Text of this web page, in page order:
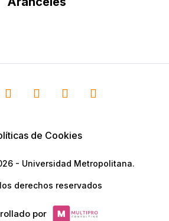
de Cookies
- Universidad Metropolitana.
derechos reservados
por